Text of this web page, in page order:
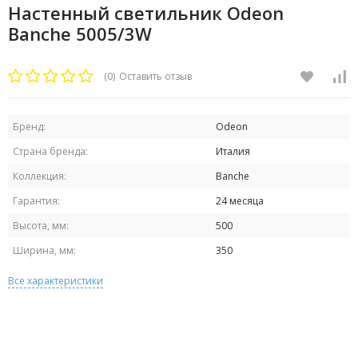
Настенный светильник Odeon
Banche 5005/3W
(0) Оставить отзыв
Бренд:
Odeon
Страна бренда:
Италия
Коллекция:
Banche
Гарантия:
24 месяца
Высота, мм:
500
Ширина, мм:
350
Все характеристики